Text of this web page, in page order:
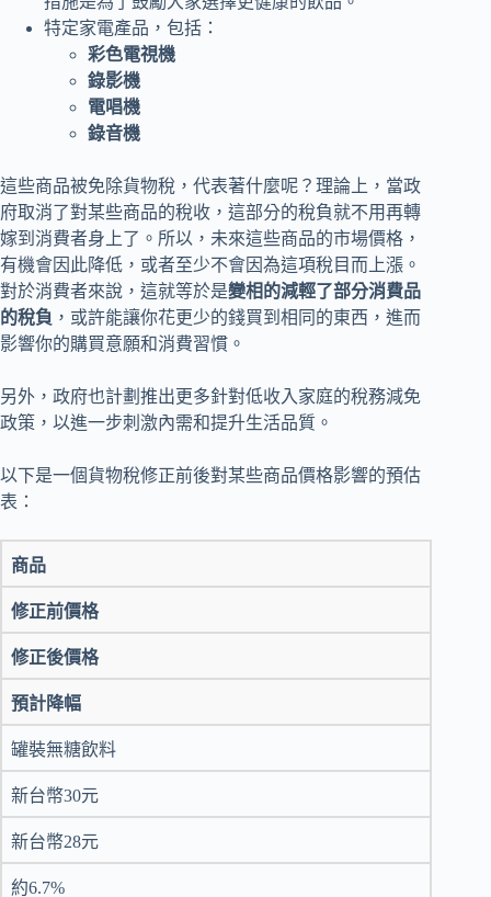
特定家電產品，包括：
彩色電視機
錄影機
電唱機
錄音機
這些商品被免除貨物稅，代表著什麼呢？理論上，當政
府取消了對某些商品的稅收，這部分的稅負就不用再轉
嫁到消費者身上了。所以，未來這些商品的市場價格，
有機會因此降低，或者至少不會因為這項稅目而上漲。
對於消費者來說，這就等於是變相的減輕了部分消費品
的稅負 ，或許能讓你花更少的錢買到相同的東西，進而
影響你的購買意願和消費習慣。
另外，政府也計劃推出更多針對低收入家庭的稅務減免
政策，以進一步刺激內需和提升生活品質。
以下是一個貨物稅修正前後對某些商品價格影響的預估
表：
商品
修正前價格
修正後價格
預計降幅
罐裝無糖飲料
新台幣30元
新台幣28元
約6.7%